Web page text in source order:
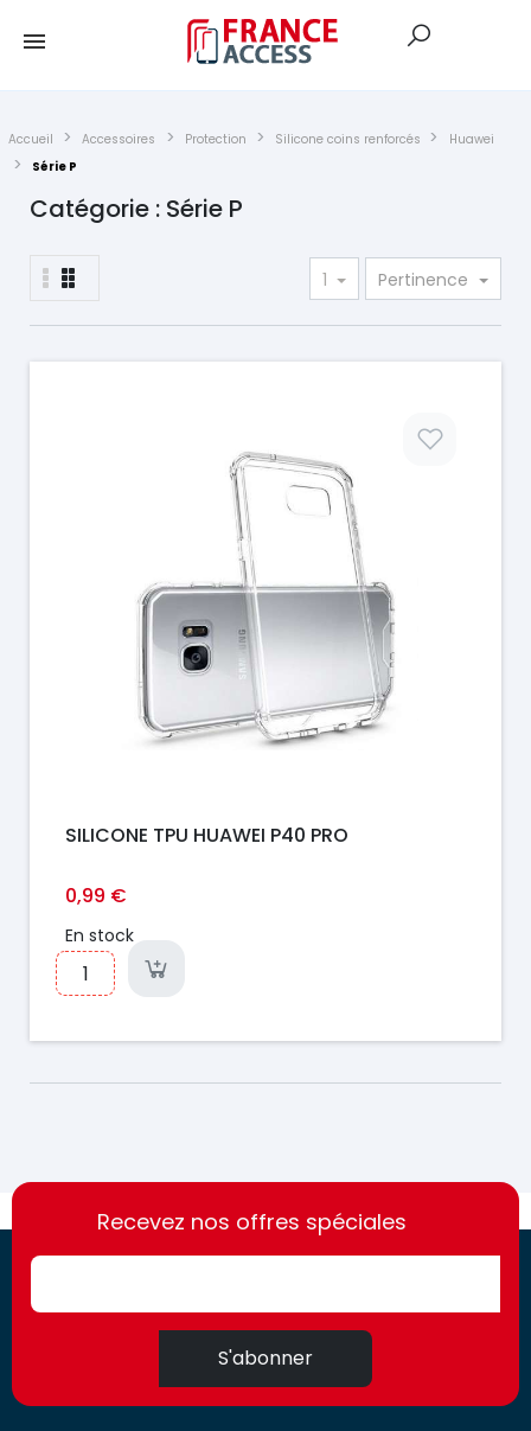
Accueil Accessoires Protection Silicone coins renforcés
Huawei
Série P
Catégorie : Série P
1 Pertinence
SILICONE TPU HUAWEI P40 PRO
0,99 €
En stock
https://france-
access.fr
https://france-
access.fr
Recevez nos offres spéciales
S'abonner